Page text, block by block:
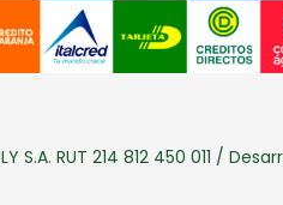
S.A. RUT 214 812 450 011 /